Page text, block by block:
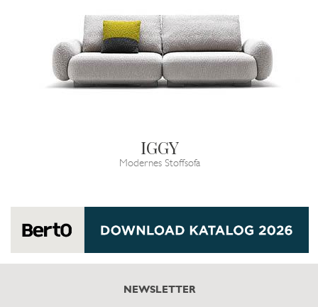
IGGY
Modernes Stoffsofa
NEWSLETTER